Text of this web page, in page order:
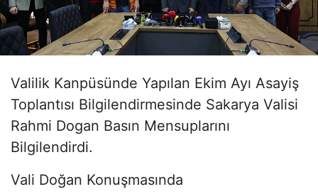
Valilik Kanpüsünde Yapılan Ekim Ayı Asayiş
Toplantısı Bilgilendirmesinde Sakarya Valisi
Rahmi Dogan Basın Mensuplarını
Bilgilendirdi.
Vali Doğan Konuşmasında